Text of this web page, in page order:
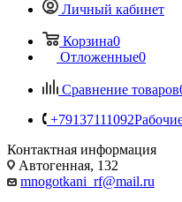
Личный кабинет
Корзина0
Отложенные0
Сравнение товаров
+79137111092
Контактная информация
Автогенная, 132
mnogotkani_rf@mail.ru